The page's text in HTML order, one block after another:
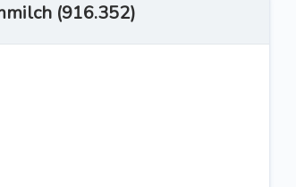
(916.352)